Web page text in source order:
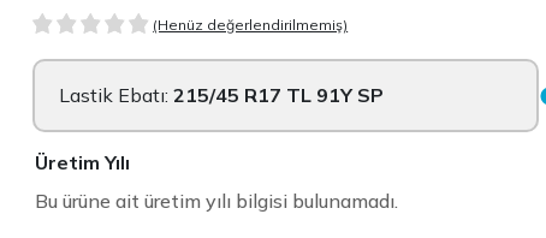
(Henüz değerlendirilmemiş)
Lastik Ebatı:215/45 R17 TL 91Y SP
Üretim Yılı
Bu ürüne ait üretim yılı bilgisi bulunamadı.